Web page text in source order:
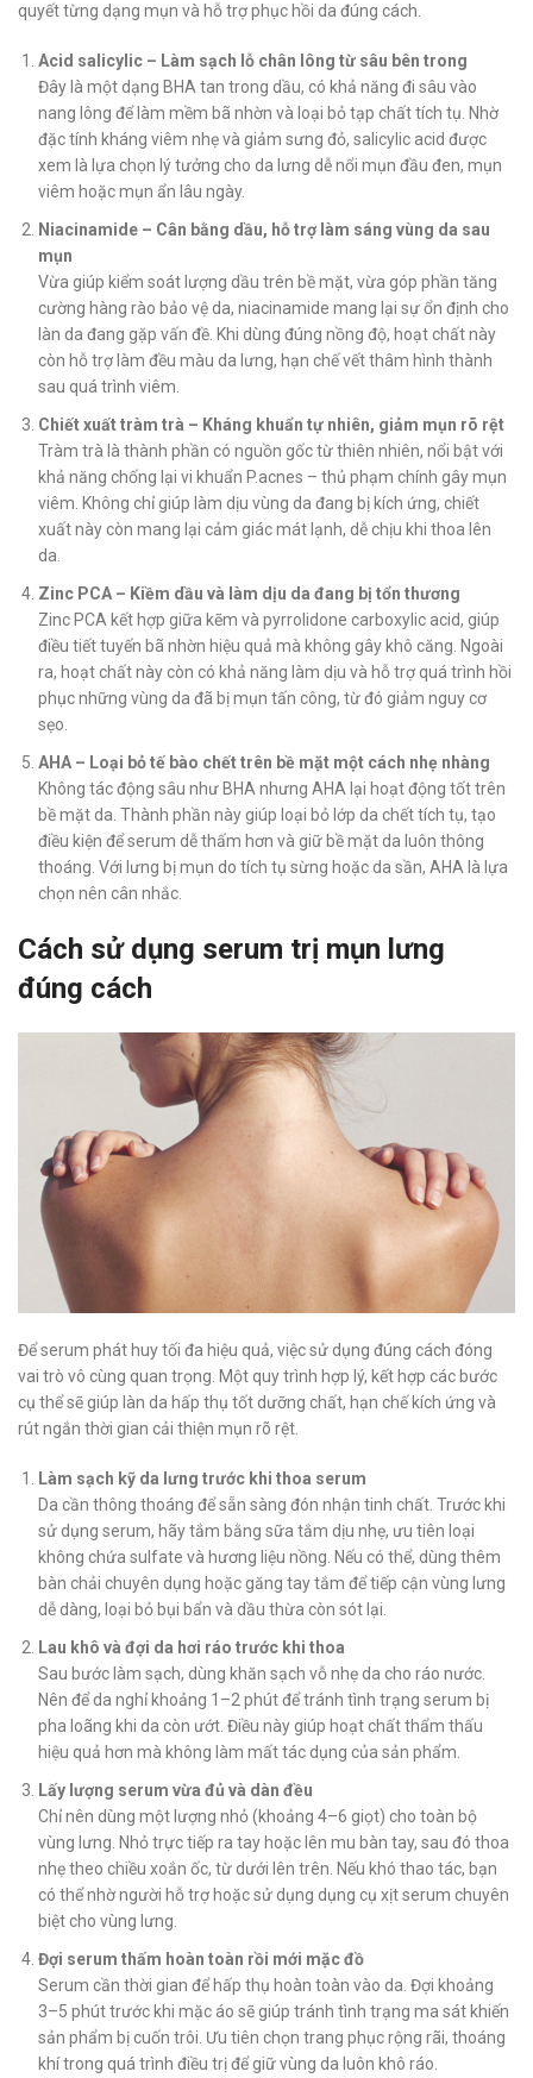
quyết từng dạng mụn và hỗ trợ phục hồi da đúng cách.
Acid salicylic – Làm sạch lỗ chân lông từ sâu bên trong
Đây là một dạng BHA tan trong dầu, có khả năng đi sâu vào
nang lông để làm mềm bã nhờn và loại bỏ tạp chất tích tụ. Nhờ
đặc tính kháng viêm nhẹ và giảm sưng đỏ, salicylic acid được
xem là lựa chọn lý tưởng cho da lưng dễ nổi mụn đầu đen, mụn
viêm hoặc mụn ẩn lâu ngày.
Niacinamide – Cân bằng dầu, hỗ trợ làm sáng vùng da sau
mụn
Vừa giúp kiểm soát lượng dầu trên bề mặt, vừa góp phần tăng
cường hàng rào bảo vệ da, niacinamide mang lại sự ổn định cho
làn da đang gặp vấn đề. Khi dùng đúng nồng độ, hoạt chất này
còn hỗ trợ làm đều màu da lưng, hạn chế vết thâm hình thành
sau quá trình viêm.
Chiết xuất tràm trà – Kháng khuẩn tự nhiên, giảm mụn rõ rệt
Tràm trà là thành phần có nguồn gốc từ thiên nhiên, nổi bật với
khả năng chống lại vi khuẩn P.acnes – thủ phạm chính gây mụn
viêm. Không chỉ giúp làm dịu vùng da đang bị kích ứng, chiết
xuất này còn mang lại cảm giác mát lạnh, dễ chịu khi thoa lên
da.
Zinc PCA – Kiềm dầu và làm dịu da đang bị tổn thương
Zinc PCA kết hợp giữa kẽm và pyrrolidone carboxylic acid, giúp
điều tiết tuyến bã nhờn hiệu quả mà không gây khô căng. Ngoài
ra, hoạt chất này còn có khả năng làm dịu và hỗ trợ quá trình hồi
phục những vùng da đã bị mụn tấn công, từ đó giảm nguy cơ
sẹo.
AHA – Loại bỏ tế bào chết trên bề mặt một cách nhẹ nhàng
Không tác động sâu như BHA nhưng AHA lại hoạt động tốt trên
bề mặt da. Thành phần này giúp loại bỏ lớp da chết tích tụ, tạo
điều kiện để serum dễ thấm hơn và giữ bề mặt da luôn thông
thoáng. Với lưng bị mụn do tích tụ sừng hoặc da sần, AHA là lựa
chọn nên cân nhắc.
Cách sử dụng serum trị mụn lưng
đúng cách
Để serum phát huy tối đa hiệu quả, việc sử dụng đúng cách đóng
vai trò vô cùng quan trọng. Một quy trình hợp lý, kết hợp các bước
cụ thể sẽ giúp làn da hấp thụ tốt dưỡng chất, hạn chế kích ứng và
rút ngắn thời gian cải thiện mụn rõ rệt.
Làm sạch kỹ da lưng trước khi thoa serum
Da cần thông thoáng để sẵn sàng đón nhận tinh chất. Trước khi
sử dụng serum, hãy tắm bằng sữa tắm dịu nhẹ, ưu tiên loại
không chứa sulfate và hương liệu nồng. Nếu có thể, dùng thêm
bàn chải chuyên dụng hoặc găng tay tắm để tiếp cận vùng lưng
dễ dàng, loại bỏ bụi bẩn và dầu thừa còn sót lại.
Lau khô và đợi da hơi ráo trước khi thoa
Sau bước làm sạch, dùng khăn sạch vỗ nhẹ da cho ráo nước.
Nên để da nghỉ khoảng 1–2 phút để tránh tình trạng serum bị
pha loãng khi da còn ướt. Điều này giúp hoạt chất thẩm thấu
hiệu quả hơn mà không làm mất tác dụng của sản phẩm.
Lấy lượng serum vừa đủ và dàn đều
Chỉ nên dùng một lượng nhỏ (khoảng 4–6 giọt) cho toàn bộ
vùng lưng. Nhỏ trực tiếp ra tay hoặc lên mu bàn tay, sau đó thoa
nhẹ theo chiều xoắn ốc, từ dưới lên trên. Nếu khó thao tác, bạn
có thể nhờ người hỗ trợ hoặc sử dụng dụng cụ xịt serum chuyên
biệt cho vùng lưng.
Đợi serum thấm hoàn toàn rồi mới mặc đồ
Serum cần thời gian để hấp thụ hoàn toàn vào da. Đợi khoảng
3–5 phút trước khi mặc áo sẽ giúp tránh tình trạng ma sát khiến
sản phẩm bị cuốn trôi. Ưu tiên chọn trang phục rộng rãi, thoáng
khí trong quá trình điều trị để giữ vùng da luôn khô ráo.